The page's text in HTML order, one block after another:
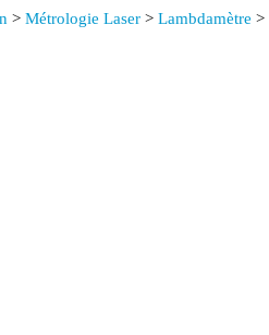
> Métrologie Laser > Lambdamètre >